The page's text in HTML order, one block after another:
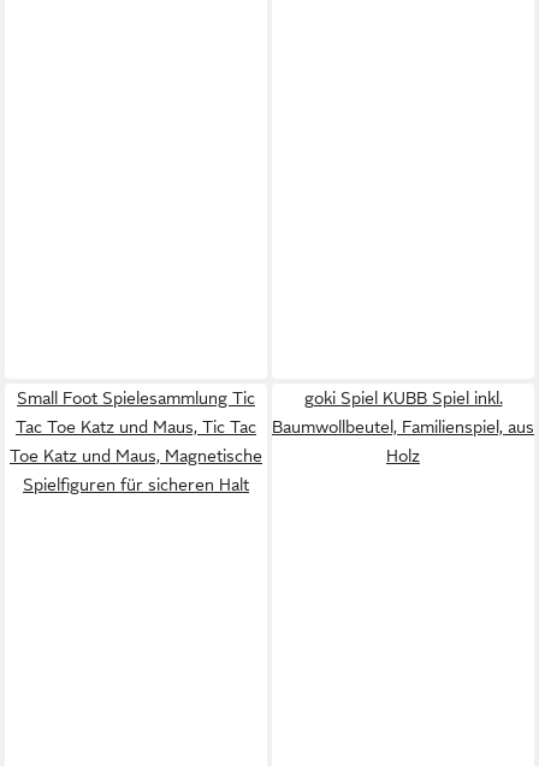
Small Foot Spielesammlung Tic
Tac Toe Katz und Maus, Tic Tac
Toe Katz und Maus, Magnetische
Spielfiguren für sicheren Halt
goki Spiel KUBB Spiel inkl.
Baumwollbeutel, Familienspiel, aus
Holz